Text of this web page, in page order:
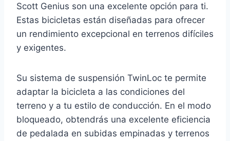
Scott Genius son una excelente opción para ti.
Estas bicicletas están diseñadas para ofrecer
un rendimiento excepcional en terrenos difíciles
y exigentes.
Su sistema de suspensión TwinLoc te permite
adaptar la bicicleta a las condiciones del
terreno y a tu estilo de conducción. En el modo
bloqueado, obtendrás una excelente eficiencia
de pedalada en subidas empinadas y terrenos